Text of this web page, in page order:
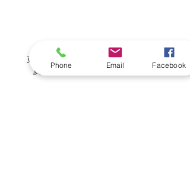
東莞市中耀智能科技有限公司
廣東省東莞市寮步鎮棠春村民富街
Phone Email Facebook